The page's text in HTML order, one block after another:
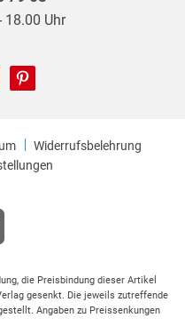
18.00 Uhr
Widerrufsbelehrung
die Preisbindung dieser Artikel
gesenkt. Die jeweils zutreffende
Angaben zu Preissenkungen